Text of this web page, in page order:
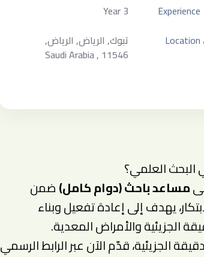
Experience
3 Year
Location
تبوك, الرياض, الرياض,
Saudi Arabia , 11546
العلمي؟
مساعد باحث (دوام كامل)ضمن
يهدف إلى إعادة تفعيل وبناء
الجزيئية والأمراض المعدية.
الجزيئية، قدّم الآن عبر الرابط الرسمي